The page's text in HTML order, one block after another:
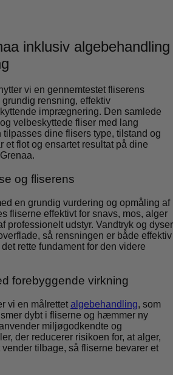
inklusiv algebehandling
vi en gennemtestet fliserens
rensning, effektiv
imprægnering. Den samlede
velbeskyttede fliser med lang
dine flisers type, tilstand og
et flot og ensartet resultat på dine
og fliserens
en grundig vurdering og opmåling af
fliserne effektivt for snavs, mos, alger
professionelt udstyr. Vandtryk og dyser
så rensningen er både effektiv
rette fundament for den videre
forebyggende virkning
vi en målrettet algebehandling, som
dybt i fliserne og hæmmer ny
miljøgodkendte og
der reducerer risikoen for, at alger,
tilbage, så fliserne bevarer et